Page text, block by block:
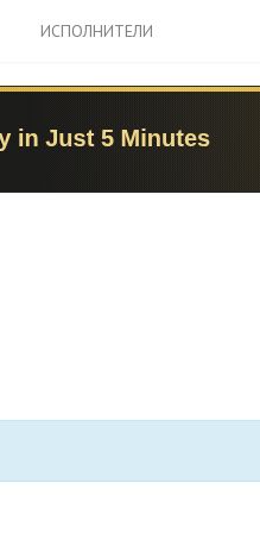
ИСПОЛНИТЕЛИ